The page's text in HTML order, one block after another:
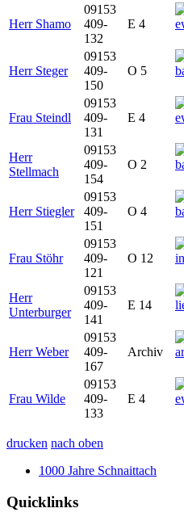
Herr Shamo
09153
409-
132
E 4
Herr Steger
09153
409-
150
O 5
Frau Steindl
09153
409-
131
E 4
Herr
Stellmach
09153
409-
154
O 2
Herr Stiegler
09153
409-
151
O 4
Frau Stöhr
09153
409-
121
O 12
Herr
Unterburger
09153
409-
141
E 14
Herr Weber
09153
409-
167
Archiv
Frau Wilde
09153
409-
133
E 4
drucken nach oben
1000 Jahre Schnaittach
Quicklinks